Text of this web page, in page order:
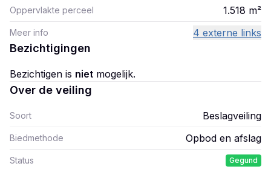
Oppervlakte perceel 1.518 m²
Meer info 4 externe links
Bezichtigingen
Bezichtigen is niet mogelijk.
Over de veiling
Soort Beslagveiling
Biedmethode Opbod en afslag
Status Gegund